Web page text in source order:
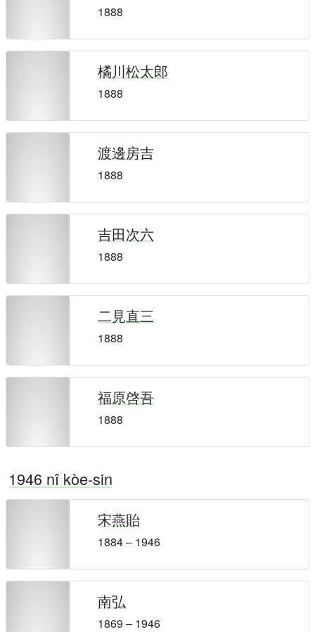
1888
橘川松太郎
1888
渡邊房吉
1888
吉田次六
1888
二見直三
1888
福原啓吾
1888
1946 nî kòe-sin
宋燕貽
1884 – 1946
南弘
1869 – 1946